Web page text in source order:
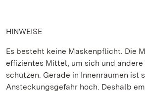
HINWEISE
Es besteht keine Maskenpflicht. Die
effizientes Mittel, um sich und andere
schützen. Gerade in Innenräumen ist
Ansteckungsgefahr hoch. Deshalb